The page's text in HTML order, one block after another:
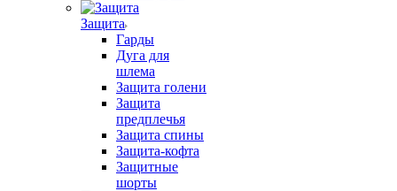
Защита
Гарды
Дуга для
шлема
Защита голени
Защита
предплечья
Защита спины
Защита-кофта
Защитные
шорты